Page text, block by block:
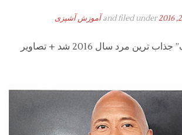
and filed under آموزش آشپزی
دواین جانسون “راک” جذاب ترین مرد سال 2016 شد + تصاویر